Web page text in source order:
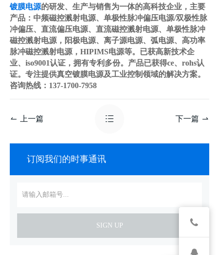
镀膜电源的研发、生产与销售为一体的高科技企业，主要
产品：中频磁控溅射电源、单极性脉冲偏压电源/双极性脉
冲偏压、直流偏压电源、直流磁控溅射电源、单极性脉冲
磁控溅射电源，阳极电源、离子源电源、弧电源、高功率
脉冲磁控溅射电源，HIPIMS电源等。已获高新技术企
业、iso9001认证，拥有专利多份。产品已获得ce、rohs认
证。专注提供真空镀膜电源及工业控制领域的解决方案。
咨询热线：137-1700-7958
上一篇 下一篇
订阅我们的时事通讯
SIGN UP